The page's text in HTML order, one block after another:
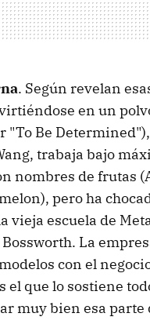
. Según revelan
en un
"To Be
trabaja bajo
nombres de frutas
pero ha
vieja escuela de
La
con el
el que lo sostiene
muy bien esa parte